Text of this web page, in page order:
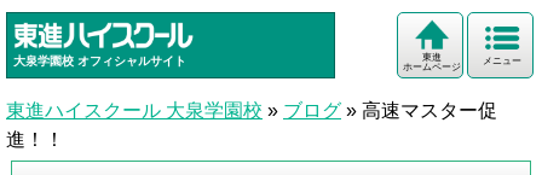
大泉学園校 オフィシャルサイト メニュー
東進
ホームページ
東進ハイスクール 大泉学園校 » ブログ » 高速マスター促
進！！